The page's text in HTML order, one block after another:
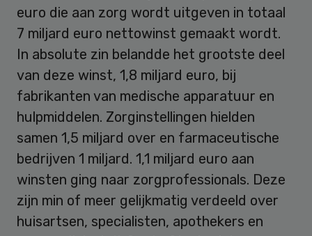
euro die aan zorg wordt uitgeven in totaal
7 miljard euro nettowinst gemaakt wordt.
In absolute zin belandde het grootste deel
van deze winst, 1,8 miljard euro, bij
fabrikanten van medische apparatuur en
hulpmiddelen. Zorginstellingen hielden
samen 1,5 miljard over en farmaceutische
bedrijven 1 miljard. 1,1 miljard euro aan
winsten ging naar zorgprofessionals. Deze
zijn min of meer gelijkmatig verdeeld over
huisartsen, specialisten, apothekers en